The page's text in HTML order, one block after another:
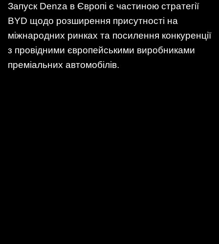
Запуск Denza в Європі є частиною стратегії
BYD щодо розширення присутності на
міжнародних ринках та посилення конкуренції
з провідними європейськими виробниками
преміальних автомобілів.